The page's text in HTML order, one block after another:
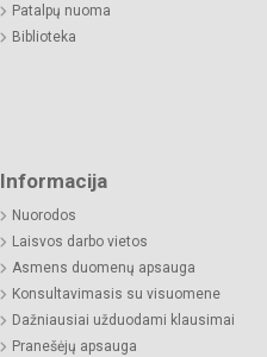
Patalpų nuoma
Biblioteka
Informacija
Nuorodos
Laisvos darbo vietos
Asmens duomenų apsauga
Konsultavimasis su visuomene
Dažniausiai užduodami klausimai
Pranešėjų apsauga